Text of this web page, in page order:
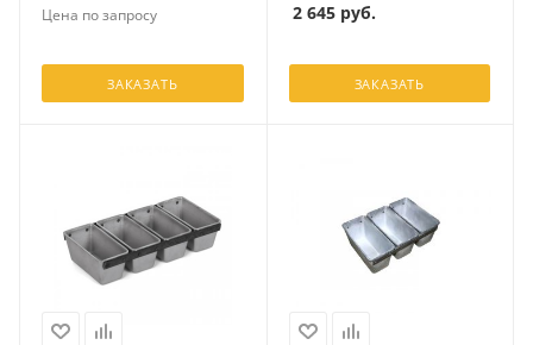
Цена по запросу
ЗАКАЗАТЬ
2 645руб.
ЗАКАЗАТЬ